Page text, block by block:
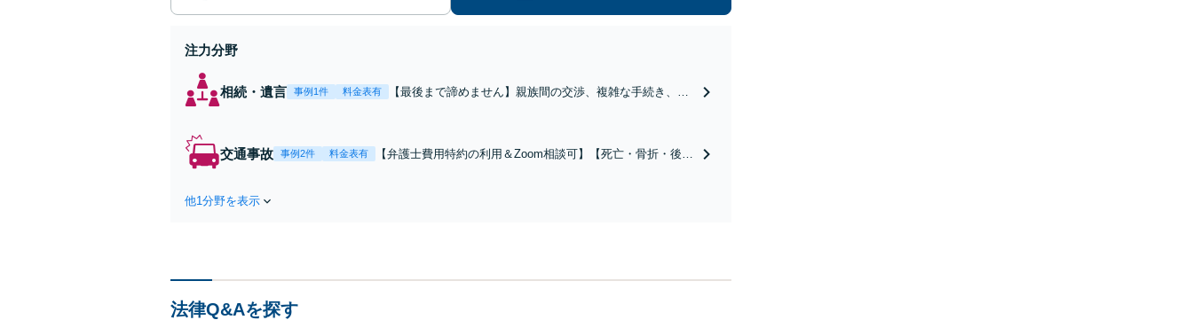
注力分野
相続・遺言 事例1件 料金表有
【最後まで諦めません】親族間の交渉、複雑な手続き、全
能。【JR千葉駅近く】駐車場あり
交通事故 事例2件 料金表有
【弁護士費用特約の利用＆Zoom相談可】【死亡・骨折・後遺
他1分野を表示
法律Q&Aを探す